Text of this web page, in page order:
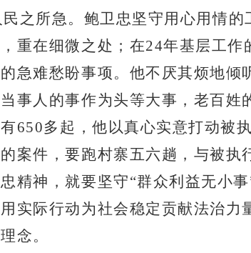
之所急。鲍卫忠坚守用心用情
重在细微之处；在24年基层工作
急难愁盼事项。他不厌其烦地
事人的事作为头等大事，老百
650多起，他以真心实意打动被
案件，要跑村寨五六趟，与被
精神，就要坚守“群众利益无小事
实际行动为社会稳定贡献法治
念。